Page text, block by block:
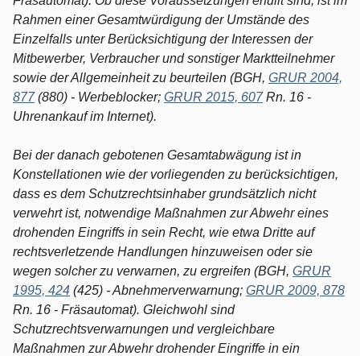
Rahmen einer Gesamtwürdigung der Umstände des
Einzelfalls unter Berücksichtigung der Interessen der
Mitbewerber, Verbraucher und sonstiger Marktteilnehmer
sowie der Allgemeinheit zu beurteilen (BGH, GRUR 2004,
877(880) - Werbeblocker; GRUR 2015, 607Rn. 16 -
Uhrenankauf im Internet).
Bei der danach gebotenen Gesamtabwägung ist in
Konstellationen wie der vorliegenden zu berücksichtigen,
dass es dem Schutzrechtsinhaber grundsätzlich nicht
verwehrt ist, notwendige Maßnahmen zur Abwehr eines
drohenden Eingriffs in sein Recht, wie etwa Dritte auf
rechtsverletzende Handlungen hinzuweisen oder sie
wegen solcher zu verwarnen, zu ergreifen (BGH, GRUR
1995, 424 (425) - Abnehmerverwarnung; GRUR 2009, 878
Rn. 16 - Fräsautomat). Gleichwohl sind
Schutzrechtsverwarnungen und vergleichbare
Maßnahmen zur Abwehr drohender Eingriffe in ein